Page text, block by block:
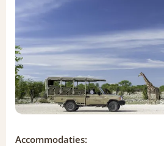
Accommodaties: